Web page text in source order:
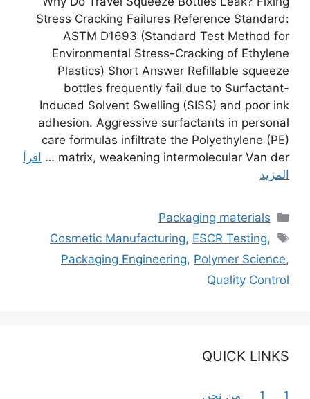
Stress Cracking Failures Reference Standard:
ASTM D1693 (Standard Test Method for
Environmental Stress-Cracking of Ethylene
Plastics) Short Answer Refillable squeeze
bottles frequently fail due to Surfactant-
Induced Solvent Swelling (SISS) and poor ink
adhesion. Aggressive surfactants in personal
care formulas infiltrate the Polyethylene (PE)
matrix, weakening intermolecular Van der …
اقرأ
المزيد
التصنيفات
Packaging materials
الوسوم
Cosmetic Manufacturing, ESCR Testing,
Packaging Engineering, Polymer Science,
Quality Control
QUICK LINKS
1 、 1 、 من نحن